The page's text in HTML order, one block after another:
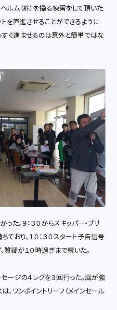
ルム（舵）を操る練習をして頂いた
を直進させることができるように
すぐ進ませるのは意外と簡単ではな
た。９：３０からスキッパー・ブリ
ており、１０：３０スタート予告信号
質疑が１０時過ぎまで続いた。
ージの４レグを３回行った。風が強
、ワンポイントリーフ（メインセール